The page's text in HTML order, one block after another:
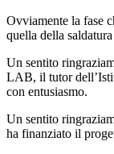
Ovviamente la fase
quella della
Un sentito
LAB, il tutor
con entusiasmo.
Un sentito
ha finanziato il